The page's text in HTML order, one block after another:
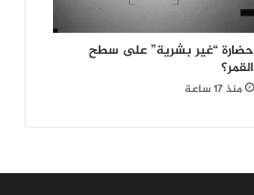
حضارة “غير بشرية” على سطح
القمر؟
منذ 17 ساعة